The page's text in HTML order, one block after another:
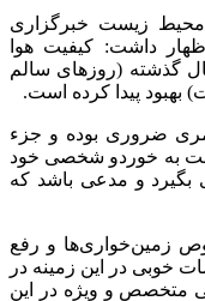
محیط زیست خبرگزاری
داشت: کیفیت هوا
سال گذشته (روز‌های سالم
بهبود پیدا کرده است.
ضروری بوده و جزء
به خوردو شخصی خود
بگیرد و مدعی باشد که
زمین‌خواری‌ها و رفع
خوبی در این زمینه در
متخصص و ویژه در این